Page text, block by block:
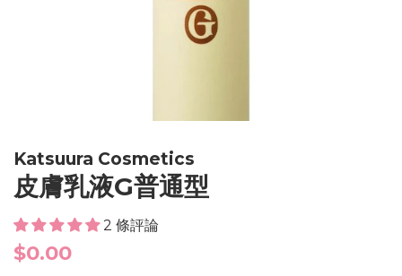
Katsuura Cosmetics
皮膚乳液G普通型
2 條評論
Regular
$0.00